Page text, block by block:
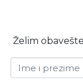
Želim
Ime i prezime